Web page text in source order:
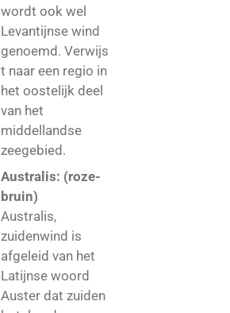
wordt ook wel
Levantijnse wind
genoemd. Verwijs
t naar een regio in
het oostelijk deel
van het
middellandse
zeegebied.
Australis: (roze-
bruin)
Australis,
zuidenwind is
afgeleid van het
Latijnse woord
Auster dat zuiden